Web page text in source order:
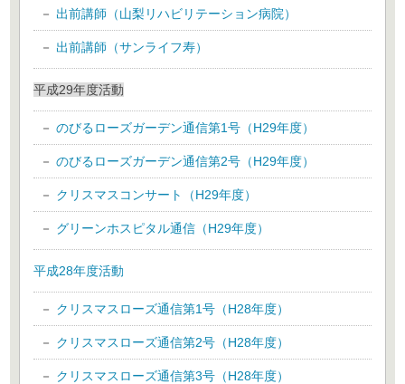
出前講師（山梨リハビリテーション病院）
出前講師（サンライフ寿）
平成29年度活動
のびるローズガーデン通信第1号（H29年度）
のびるローズガーデン通信第2号（H29年度）
クリスマスコンサート（H29年度）
グリーンホスピタル通信（H29年度）
平成28年度活動
クリスマスローズ通信第1号（H28年度）
クリスマスローズ通信第2号（H28年度）
クリスマスローズ通信第3号（H28年度）